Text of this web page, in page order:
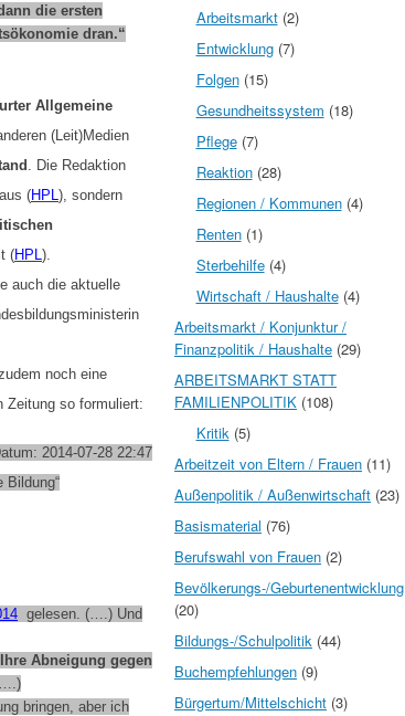
die ersten
dran.“
Allgemeine
(Leit)Medien
. Die Redaktion
(HPL ), sondern
(HPL ).
auch die aktuelle
noch eine
Zeitung so formuliert:
2014-07-28 22:47
Bildung“
gelesen. (….) Und
Ihre Abneigung gegen
bringen, aber ich
Arbeitsmarkt(2)
Entwicklung(7)
Folgen(15)
Gesundheitssystem (18)
Pflege(7)
Reaktion(28)
Regionen / Kommunen(4)
Renten(1)
Sterbehilfe(4)
Wirtschaft / Haushalte(4)
Arbeitsmarkt / Konjunktur /
Finanzpolitik / Haushalte (29)
ARBEITSMARKT STATT
FAMILIENPOLITIK (108)
Kritik(5)
Arbeitzeit von Eltern / Frauen (11)
Außenpolitik / Außenwirtschaft (23)
Basismaterial (76)
Berufswahl von Frauen (2)
Bevölkerungs-/Geburtenentwicklung
(20)
Bildungs-/Schulpolitik (44)
Buchempfehlungen (9)
Bürgertum/Mittelschicht (3)